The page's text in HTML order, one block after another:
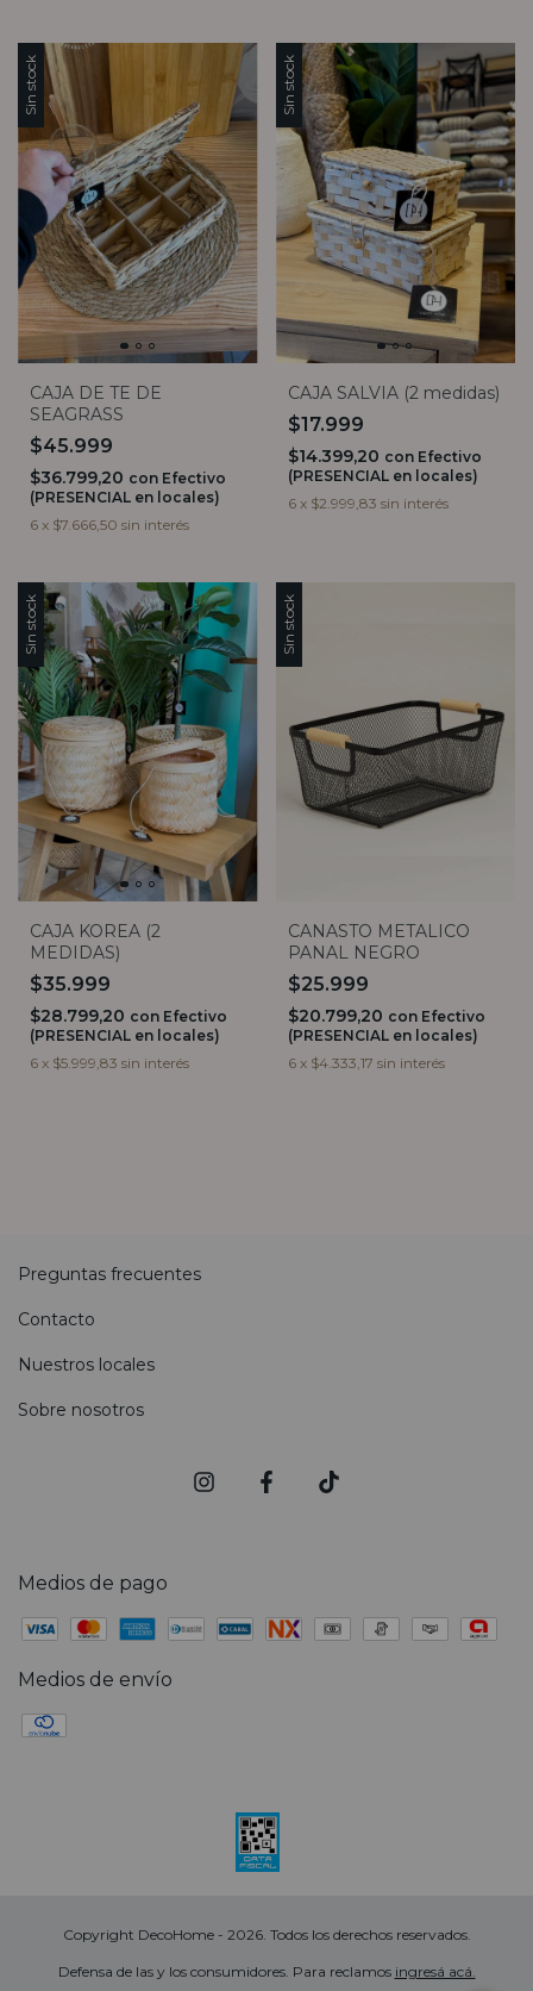
Sin stock
CAJA DE TE DE
SEAGRASS
$45.999
$36.799,20 con Efectivo
(PRESENCIAL en locales)
6 x $7.666,50 sin interés
Sin stock
CAJA SALVIA (2 medidas)
$17.999
$14.399,20 con Efectivo
(PRESENCIAL en locales)
6 x $2.999,83 sin interés
Sin stock
CAJA KOREA (2
MEDIDAS)
$35.999
$28.799,20 con Efectivo
(PRESENCIAL en locales)
6 x $5.999,83 sin interés
Sin stock
CANASTO METALICO
PANAL NEGRO
$25.999
$20.799,20 con Efectivo
(PRESENCIAL en locales)
6 x $4.333,17 sin interés
Preguntas frecuentes
Contacto
Nuestros locales
Sobre nosotros
Medios de pago
Medios de envío
Copyright DecoHome - 2026. Todos los derechos reservados.
Defensa de las y los consumidores. Para reclamos ingresá acá.